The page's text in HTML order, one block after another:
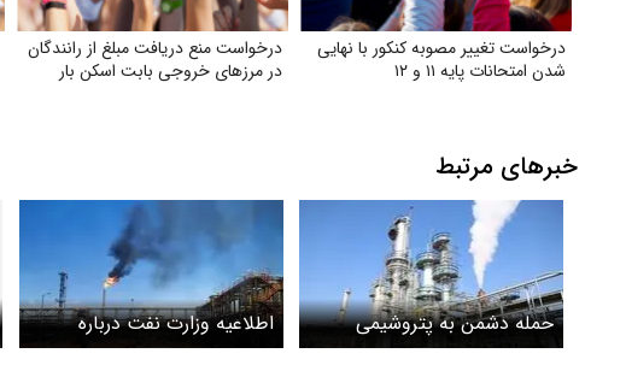
درخواست تغییر مصوبه کنکور با نهایی
شدن امتحانات پایه ۱۱ و ۱۲
درخواست منع دریافت مبلغ از رانندگان
در مرزهای خروجی بابت اسکن بار
خبرهای مرتبط
حمله دشمن به پتروشیمی
پارس جنوبی در عسلویه
اطلاعیه وزارت نفت درباره
عسلویه/ برخی از تأسیسات